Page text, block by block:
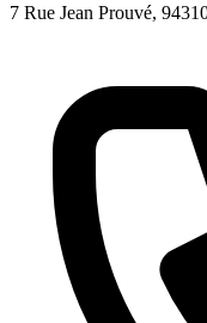
7 Rue Jean Prouvé,